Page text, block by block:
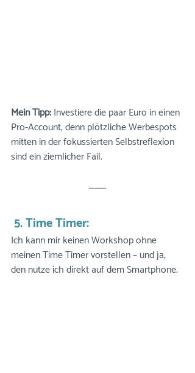
Mein Tipp: Investiere die paar Euro in einen
Pro-Account, denn plötzliche Werbespots
mitten in der fokussierten Selbstreflexion
sind ein ziemlicher Fail.
5. Time Timer:
Ich kann mir keinen Workshop ohne
meinen Time Timer vorstellen – und ja,
den nutze ich direkt auf dem Smartphone.